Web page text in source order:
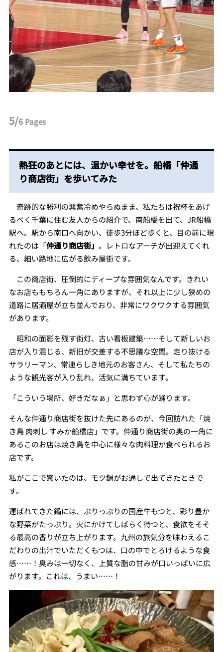
5/6 Pages
熱狂のあとには、温かい幸せを。船橋「仲通
り商店街」を歩いてみた
奇跡的な勝利の興奮冷めやらぬまま、私たちは祝杯をあげ
るべく千葉に住む友人からの紹介で、南船橋を出て、JR船橋
駅へ。駅から南口へ向かい、徒歩3分ほど歩くと、目の前に現
れたのは「仲通り商店街」 。レトロなアーチが出迎えてくれ
る、細い路地に広がる飲み屋街です。
この商店街、圧倒的にディープな雰囲気なんです。きれい
なお店ももちろん一角にありますが、それ以上に少し狭めの
道路に居酒屋が立ち並んでおり、非常にワクワクする雰囲気
があります。
昭和の面影を残す街灯、古い看板建築……そして新しいお
店が入り混じる、新旧が交差する不思議な空間。走り抜ける
サラリーマン、常連らしき地元のお客さん、そして私たちの
ような観光客が入り乱れ、活気に満ちています。
「こういう場所、好きだなぁ」と思わず心が踊ります。
そんな仲通り商店街を抜けた先にあるのが、今回訪れた「焼
き鳥 肉刺し すみか船橋店」です。仲通り商店街の奥の一角に
あるこのお店は焼き鳥を中心に様々な肉料理が食べられるお
店です。
私がここで驚いたのは、モツ鍋がお通しで出てきたときで
す。
運ばれてきた鍋には、ぷりっぷりの国産牛もつと、彩り豊か
な野菜がたっぷり。火にかけてしばらく待つと、食欲をそそ
る最高の香りが立ち上がります。九州の旅気分を味わえるこ
だわりの出汁でいただくもつは、口の中でとろけるような食
感……！臭みは一切なく、上質な脂の甘みが口いっぱいに広
がります。これは、うまい……！